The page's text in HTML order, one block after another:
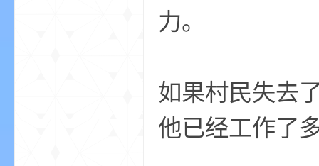
力。
如果村民失去
他已经工作了